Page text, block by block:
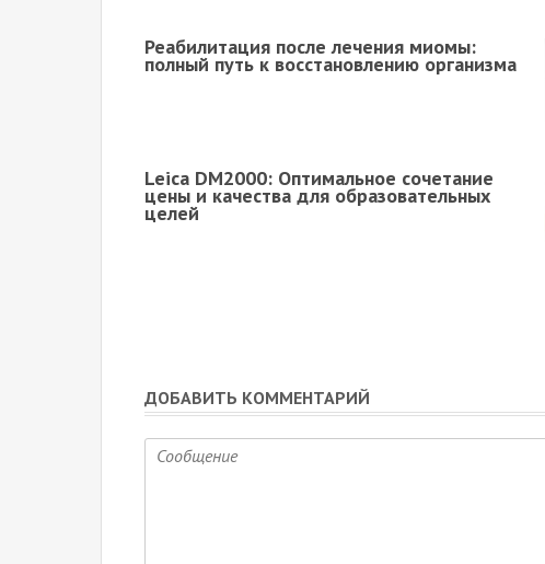
Реабилитация после лечения миомы:
полный путь к восстановлению организма
Leica DM2000: Оптимальное сочетание
цены и качества для образовательных
целей
ДОБАВИТЬ КОММЕНТАРИЙ